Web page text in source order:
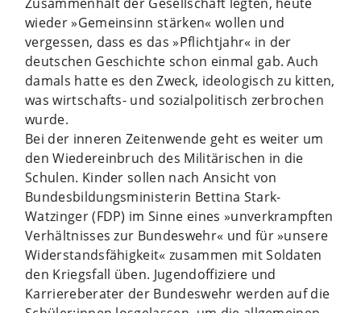
wieder »Gemeinsinn stärken« wollen und
vergessen, dass es das »Pflichtjahr« in der
deutschen Geschichte schon einmal gab. Auch
damals hatte es den Zweck, ideologisch zu kitten,
was wirtschafts- und sozialpolitisch zerbrochen
wurde.
Bei der inneren Zeitenwende geht es weiter um
den Wiedereinbruch des Militärischen in die
Schulen. Kinder sollen nach Ansicht von
Bundesbildungsministerin Bettina Stark-
Watzinger (FDP) im Sinne eines »unverkrampften
Verhältnisses zur Bundeswehr« und für »unsere
Widerstandsfähigkeit« zusammen mit Soldaten
den Kriegsfall üben. Jugendoffiziere und
Karriereberater der Bundeswehr werden auf die